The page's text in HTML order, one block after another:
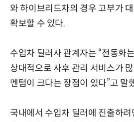
와 하이브리드차의 경우 고부가
확보할 수 있다.
수입차 딜러사 관계자는 “전동화
상대적으로 사후 관리 서비스가
멘텀이 크다는 장점이 있다”고 말
국내에서 수입차 딜러에 진출하려